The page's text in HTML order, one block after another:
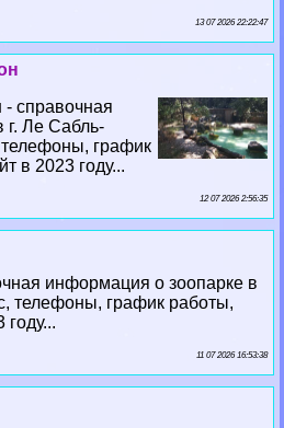
13 07 2026 22:22:47
справочная
г. Ле Сабль-
график
в 2023 году...
12 07 2026 2:56:35
информация о зоопарке в
телефоны, график работы,
11 07 2026 16:53:38